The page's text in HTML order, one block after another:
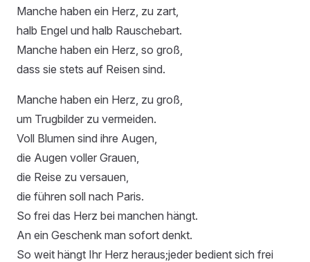
Manche haben ein Herz, zu zart,
halb Engel und halb Rauschebart.
Manche haben ein Herz, so groß,
dass sie stets auf Reisen sind.
Manche haben ein Herz, zu groß,
um Trugbilder zu vermeiden.
Voll Blumen sind ihre Augen,
die Augen voller Grauen,
die Reise zu versauen,
die führen soll nach Paris.
So frei das Herz bei manchen hängt.
An ein Geschenk man sofort denkt.
So weit hängt Ihr Herz heraus;jeder bedient sich frei